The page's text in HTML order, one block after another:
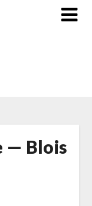
— Blois